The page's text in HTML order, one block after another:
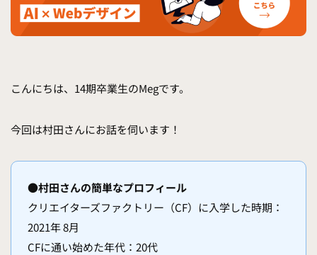
こんにちは、14期卒業生のMegです。
今回は村田さんにお話を伺います！
●村田さんの簡単なプロフィール
クリエイターズファクトリー（CF）に入学した時期：
2021年 8月
CFに通い始めた年代：20代